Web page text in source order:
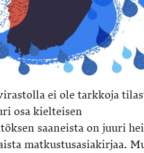
ei ole tarkkoja
osa kielteisen
saaneista on juuri
matkustusasiakirjaa.